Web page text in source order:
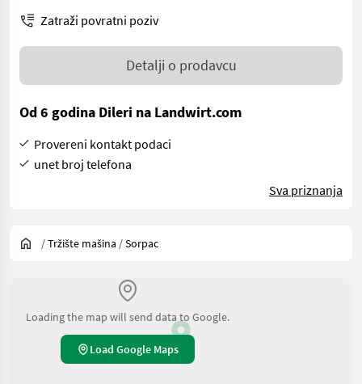
Zatraži povratni poziv
Detalji o prodavcu
Od 6 godina Dileri na Landwirt.com
Provereni kontakt podaci
unet broj telefona
Sva priznanja
/Tržište mašina /Sorpac
Loading the map will send data to Google.
Load Google Maps